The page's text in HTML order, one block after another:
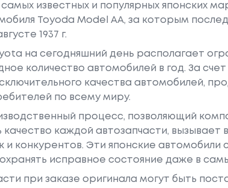
известных и популярных японских
Toyoda Model AA, за которым
1937 г.
на сегодняшний день располагает
количество автомобилей в год. За
качества автомобилей,
по всему миру.
процесс, позволяющий
качество каждой автозапчасти,
и конкурентов. Эти японские
исправное состояние даже в
при заказе оригинала могут быть